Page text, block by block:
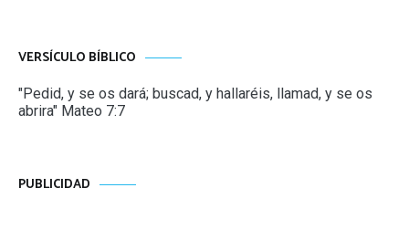
VERSÍCULO BÍBLICO
"Pedid, y se os dará; buscad, y hallaréis, llamad, y se os
abrira" Mateo 7:7
PUBLICIDAD